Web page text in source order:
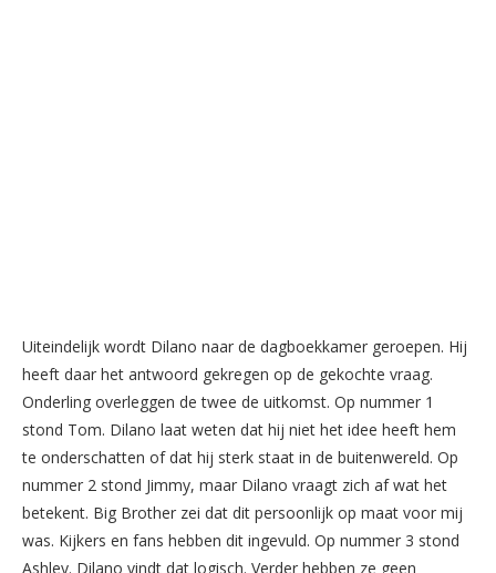
Uiteindelijk wordt Dilano naar de dagboekkamer geroepen. Hij
heeft daar het antwoord gekregen op de gekochte vraag.
Onderling overleggen de twee de uitkomst. Op nummer 1
stond Tom. Dilano laat weten dat hij niet het idee heeft hem
te onderschatten of dat hij sterk staat in de buitenwereld. Op
nummer 2 stond Jimmy, maar Dilano vraagt zich af wat het
betekent. Big Brother zei dat dit persoonlijk op maat voor mij
was. Kijkers en fans hebben dit ingevuld. Op nummer 3 stond
Ashley. Dilano vindt dat logisch. Verder hebben ze geen